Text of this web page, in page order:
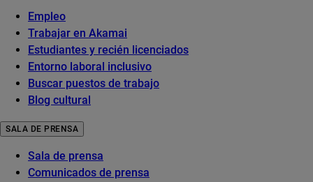
Empleo
Trabajar en Akamai
Estudiantes y recién licenciados
Entorno laboral inclusivo
Buscar puestos de trabajo
Blog cultural
SALA DE PRENSA
Sala de prensa
Comunicados de prensa